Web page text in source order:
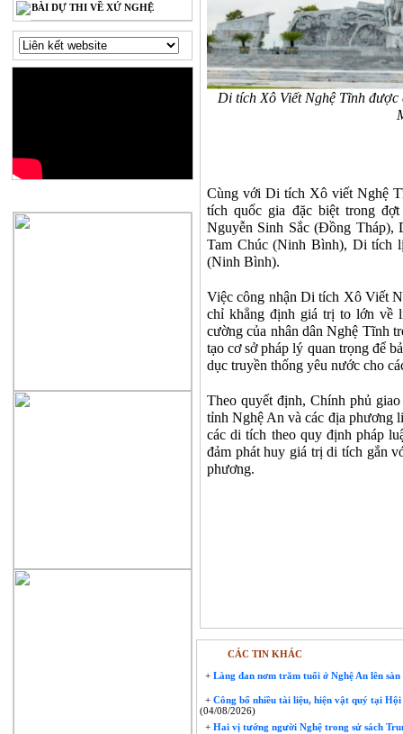
BÀI DỰ THI VỀ XỨ NGHỆ
Di tích Xô Viết Nghệ Tĩnh
Cùng với Di tích Xô viết Nghệ
tích quốc gia đặc biệt trong
Nguyễn Sinh Sắc (Đồng Tháp),
Tam Chúc (Ninh Bình), Di tích
(Ninh Bình).
Việc công nhận Di tích Xô Viết
chỉ khẳng định giá trị to lớn về
cường của nhân dân Nghệ Tĩnh
tạo cơ sở pháp lý quan trọng để
dục truyền thống yêu nước cho
Theo quyết định, Chính phủ
tỉnh Nghệ An và các địa phương
các di tích theo quy định pháp
đảm phát huy giá trị di tích gắn
phương.
CÁC TIN KHÁC
+ Làng đan nơm trăm tuổi ở Nghệ An lên sàn
+ Công bố nhiều tài liệu, hiện vật quý tại
(04/08/2026)
+ Hai vị tướng người Nghệ trong sử sách